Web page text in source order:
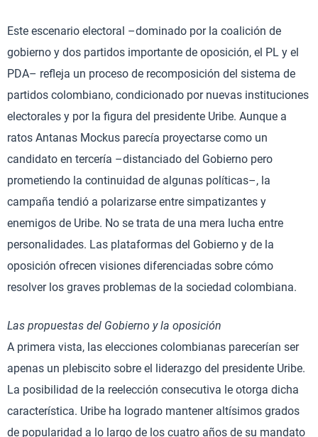
Este escenario electoral –dominado por la coalición de
gobierno y dos partidos importante de oposición, el PL y el
PDA– refleja un proceso de recomposición del sistema de
partidos colombiano, condicionado por nuevas instituciones
electorales y por la figura del presidente Uribe. Aunque a
ratos Antanas Mockus parecía proyectarse como un
candidato en tercería –distanciado del Gobierno pero
prometiendo la continuidad de algunas políticas–, la
campaña tendió a polarizarse entre simpatizantes y
enemigos de Uribe. No se trata de una mera lucha entre
personalidades. Las plataformas del Gobierno y de la
oposición ofrecen visiones diferenciadas sobre cómo
resolver los graves problemas de la sociedad colombiana.
Las propuestas del Gobierno y la oposición
A primera vista, las elecciones colombianas parecerían ser
apenas un plebiscito sobre el liderazgo del presidente Uribe.
La posibilidad de la reelección consecutiva le otorga dicha
característica. Uribe ha logrado mantener altísimos grados
de popularidad a lo largo de los cuatro años de su mandato